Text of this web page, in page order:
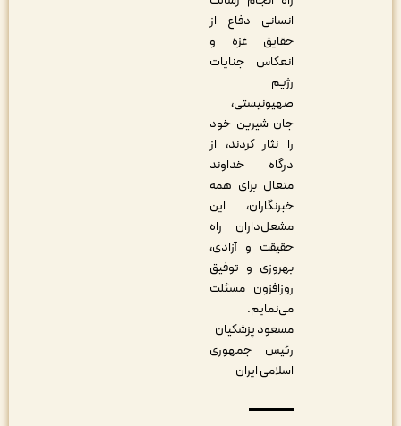
انسانی دفاع از
حقایق غزه و
انعکاس جنایات
صهیونیستی،
جان شیرین خود
را نثار کردند، از
درگاه خداوند
متعال برای همه
خبرنگاران، این
مشعل‌داران راه
حقیقت و آزادی،
بهروزی و توفیق
روزافزون مسئلت
می‌نمایم.
مسعود پزشکیان
رئیس جمهوری
اسلامی ایران